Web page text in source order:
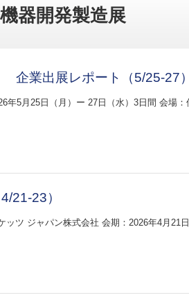
器開発製造展
業出展レポート（5/25-27）
5月25日（月）ー 27日（水）3日間 会場：
21-23）
ツ ジャパン株式会社 会期：2026年4月21